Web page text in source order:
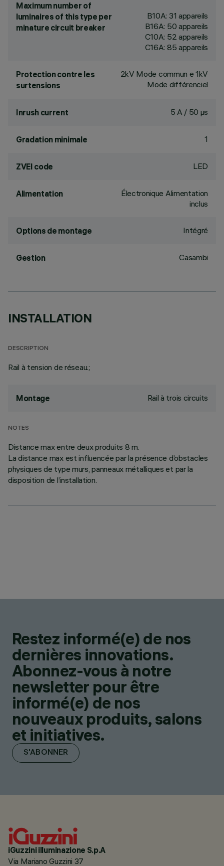
Maximum number of
luminaires of this type per
minature circuit breaker
B10A: 31 appareils
B16A: 50 appareils
C10A: 52 appareils
C16A: 85 appareils
Protection contre les
surtensions
2kV Mode commun e 1kV
Mode différenciel
Inrush current 5 A / 50 µs
Gradation minimale 1
ZVEI code LED
Alimentation
Électronique Alimentation
inclus
Options de montage Intégré
Gestion Casambi
INSTALLATION
DESCRIPTION
Rail à tension de réseau.;
Montage Rail à trois circuits
NOTES
Distance max entre deux produits 8 m.
La distance max est influencée par la présence d’obstacles
physiques de type murs, panneaux métalliques et par la
disposition de l’installation.
Restez informé(e) de nos
dernières innovations.
Abonnez-vous à notre
newsletter pour être
informé(e) de nos
nouveaux produits, salons
et initiatives.
S'ABONNER
iGuzzini illuminazione S.p.A
Via Mariano Guzzini 37